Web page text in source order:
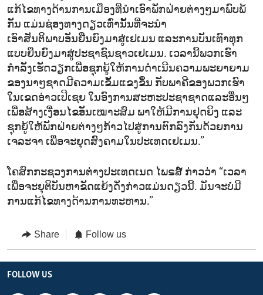
ແກ້ໄຂທາງດ້ານການເມືອງທີ່ນຳເອົາພັກຝ່າຍຕ່າງໆມາພົບພໍ້
ກັນ ແມ່ນຊ່ອງທາງດຽວເທົ່ານັ້ນທີ່ຈະນຳ
ເອົາສັນຕິພາບອັນຍືນຍົງມາສູ່ເຢເມນ ແລະການບັນເທົາທຸກ
ແບບຍືນຍົງມາສູ່ປະຊາຊົນຊາວເຢເມນ. ເວລານີ້ພວກເຮົາ
ກຳລັງເຮັດວຽກເພື່ອຊຸກຍູ້ໃຫ້ການດຳເນີນຄວາມພະຍາຍາມ
ຂອງນາໆຊາດມີຄວາມເຂັ້ມແຂງຂຶ້ນ ກັບພາຄີຂອງພວກເຮົາ
ໃນເຂດອ່າວເປີເຊຍ ໃນອົງການສະຫະປະຊາຊາດ​ແລະອື່ນໆ
ເພື່ອສ້າງເງື່ອນໄຂອັນເໝາະສົມ ພາໃຫ້ມີການຢຸດຍິງ ແລະ
ຊຸກຍູ້ໃຫ້ພັກຝ່າຍຕ່າງໆກ້າວໄປສູ່ການຕົກລົງກັນດ້ວຍການ
ເຈລະຈາ ເພື່ອຈະຍຸດສົງຄາມໃນປະເທດເຢເມນ.”
ໂຄສົກກະຊວງການຕ່າງປະເທດເນດ ໄພຣສ໌ ກ່າວວ່າ “ເວລາ
ເພື່ອຈະຍຸຕິບັນຫາຂັດແຍ້ງດັ່ງກ່າວແມ່ນດຽວນີ້. ມັນຈະບໍ່ມີ
ການແກ້ໄຂທາງດ້ານການທະຫານ.”
Share Follow us
FOLLOW US